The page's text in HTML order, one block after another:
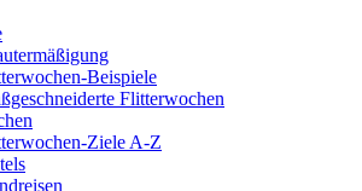
Beispiele
Flitterwochen
Ziele A-Z